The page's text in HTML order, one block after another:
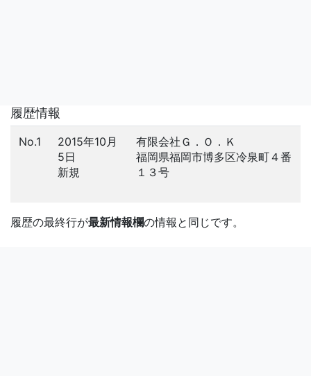
履歴情報
No.1
2015年10月
5日
新規
有限会社Ｇ．Ｏ．Ｋ
福岡県福岡市博多区冷泉町４番
１３号
履歴の最終行が最新情報欄の情報と同じです。